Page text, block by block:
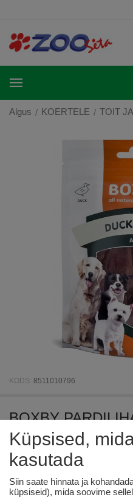
Algus / KOERTELE / TOIT
KODS: 8511010796
BOXBY
KOERTELE 90G -
täiskasvanud
Saadavus: 268 tk. tarnija laos
Küpsised,
kasutada
Siin saate hinnata ja
küpsiseid), mida soovime